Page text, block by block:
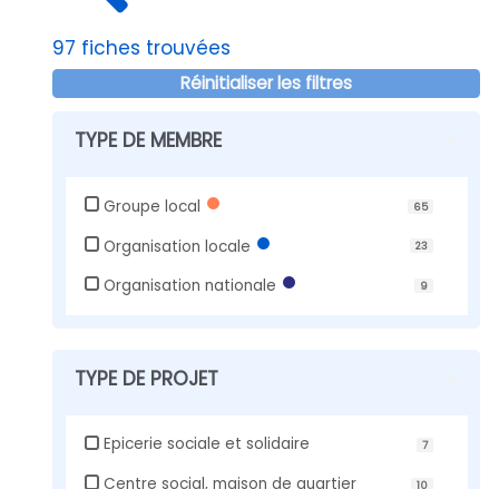
97 fiches trouvées
Réinitialiser les filtres
TYPE DE MEMBRE
Groupe local 65
Organisation locale 23
Organisation nationale 9
TYPE DE PROJET
Epicerie sociale et solidaire 7
Centre social, maison de quartier 10